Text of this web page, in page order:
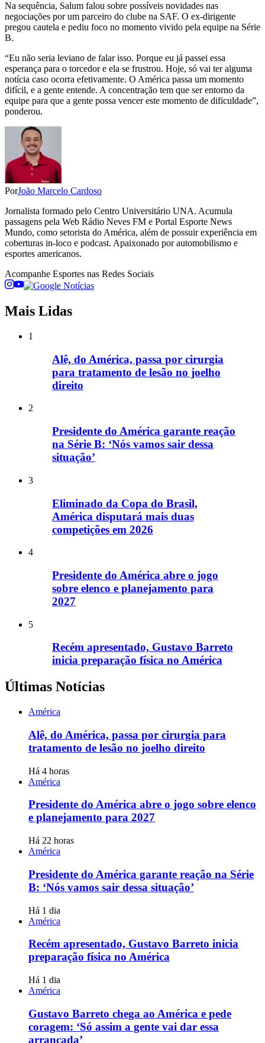
Na sequência, Salum falou sobre possíveis novidades nas
negociações por um parceiro do clube na SAF. O ex-dirigente
pregou cautela e pediu foco no momento vivido pela equipe na Série
B.
“Eu não seria leviano de falar isso. Porque eu já passei essa
esperança para o torcedor e ela se frustrou. Hoje, só vai ter alguma
notícia caso ocorra efetivamente. O América passa um momento
difícil, e a gente entende. A concentração tem que ser entorno da
equipe para que a gente possa vencer este momento de dificuldade”,
ponderou.
PorJoão Marcelo Cardoso
Jornalista formado pelo Centro Universitário UNA. Acumula
passagens pela Web Rádio Neves FM e Portal Esporte News
Mundo, como setorista do América, além de possuir experiência em
coberturas in-loco e podcast. Apaixonado por automobilismo e
esportes americanos.
Acompanhe Esportes nas Redes Sociais
Mais Lidas
1
Alê, do América, passa por cirurgia
para tratamento de lesão no joelho
direito
2
Presidente do América garante reação
na Série B: ‘Nós vamos sair dessa
situação’
3
Eliminado da Copa do Brasil,
América disputará mais duas
competições em 2026
4
Presidente do América abre o jogo
sobre elenco e planejamento para
2027
5
Recém apresentado, Gustavo Barreto
inicia preparação física no América
Últimas Notícias
América
Alê, do América, passa por cirurgia para
tratamento de lesão no joelho direito
Há 4 horas
América
Presidente do América abre o jogo sobre elenco
e planejamento para 2027
Há 22 horas
América
Presidente do América garante reação na Série
B: ‘Nós vamos sair dessa situação’
Há 1 dia
América
Recém apresentado, Gustavo Barreto inicia
preparação física no América
Há 1 dia
América
Gustavo Barreto chega ao América e pede
coragem: ‘Só assim a gente vai dar essa
arrancada’